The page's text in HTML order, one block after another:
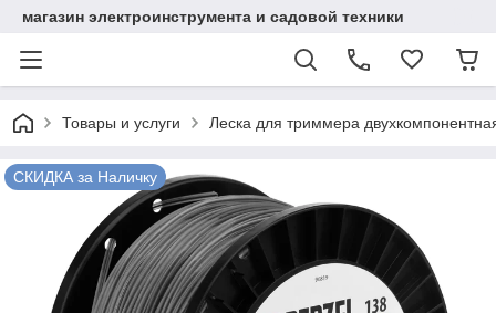
магазин электроинструмента и садовой техники
Товары и услуги Леска для триммера
СКИДКА за Наличку